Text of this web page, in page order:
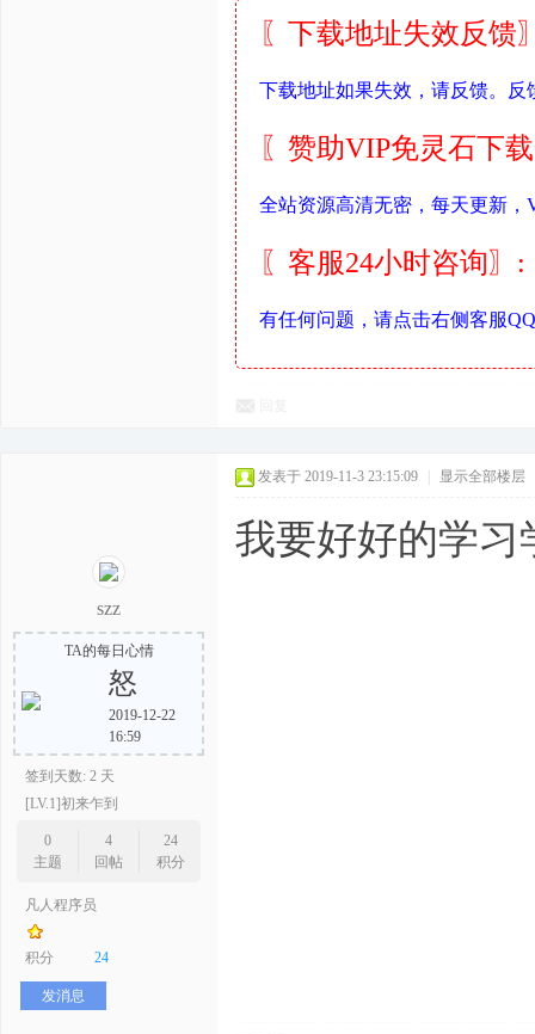
〖下载地址失效反馈
下载地址如果失效，请反馈。
〖赞助VIP免灵石下
全站资源高清无密，每天更新
〖客服24小时咨询〗:
有任何问题，请点击右侧客服
szz
TA的每日心情
怒
2019-12-22
16:59
签到天数: 2 天
[LV.1]初来乍到
0
主题
4
回帖
24
积分
凡人程序员
积分 24
发消息
发表于 2019-11-3 23:15:09 显示全部楼层
我要好好的学习